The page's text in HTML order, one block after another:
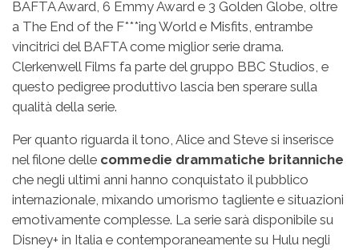
BAFTA Award, 6 Emmy Award e 3 Golden Globe, oltre
a The End of the F***ing World e Misfits, entrambe
vincitrici del BAFTA come miglior serie drama.
Clerkenwell Films fa parte del gruppo BBC Studios, e
questo pedigree produttivo lascia ben sperare sulla
qualità della serie.
Per quanto riguarda il tono, Alice and Steve si inserisce
nel filone delle commedie drammatiche britanniche
che negli ultimi anni hanno conquistato il pubblico
internazionale, mixando umorismo tagliente e situazioni
emotivamente complesse. La serie sarà disponibile su
Disney+ in Italia e contemporaneamente su Hulu negli